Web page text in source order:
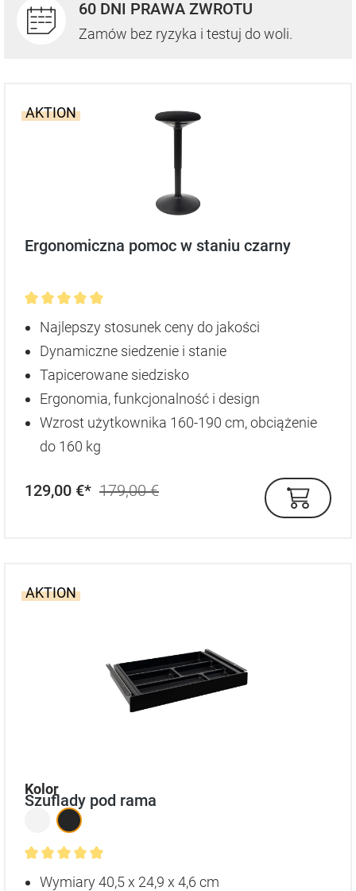
60 DNI PRAWA ZWROTU
Zamów bez ryzyka i testuj do woli.
AKTION
Ergonomiczna pomoc w staniu czarny
Średnia ocena 5 z 5 gwiazdek
Najlepszy stosunek ceny do jakości
Dynamiczne siedzenie i stanie
Tapicerowane siedzisko
Ergonomia, funkcjonalność i design
Wzrost użytkownika 160-190 cm, obciążenie
do 160 kg
129,00 €* 179,00 €
AKTION
Kolorauswählen
Szuflady pod rama
Średnia ocena 5 z 5 gwiazdek
Wymiary 40,5 x 24,9 x 4,6 cm